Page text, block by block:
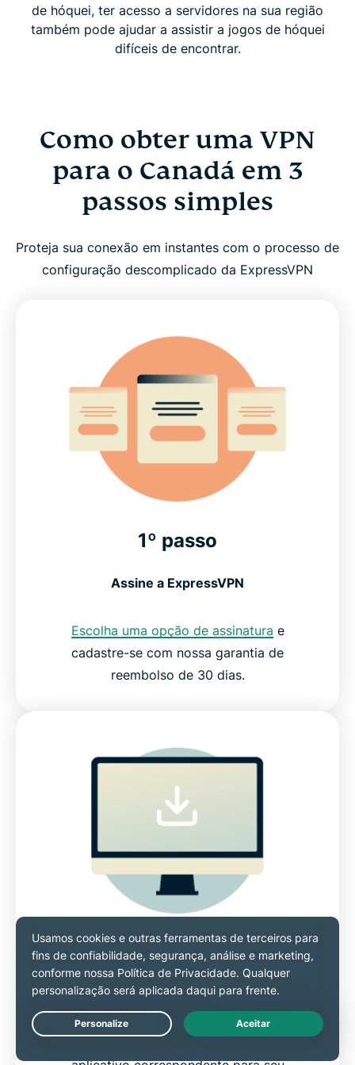
de hóquei, ter acesso a servidores na sua região
também pode ajudar a assistir a jogos de hóquei
difíceis de encontrar.
Como obter uma VPN
para o Canadá em 3
passos simples
Proteja sua conexão em instantes com o processo de
configuração descomplicado da ExpressVPN
1º passo
Assine a ExpressVPN
Escolha uma opção de assinatura e
cadastre-se com nossa garantia de
reembolso de 30 dias.
2º passo
Baixe o app da VPN no seu dispositivo
Live Chat